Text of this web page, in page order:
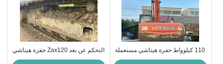
110 كيلوواط حفرة هيتاشي مستعملة
هيتاشي زاكس 200 آلات البناء 19400
التحكم عن بعد Zax120 حفرة هيتاشي
مستعملة آلات هيتاشي للبناء